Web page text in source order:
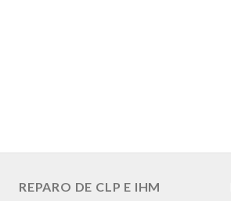
REPARO DE CLP E IHM